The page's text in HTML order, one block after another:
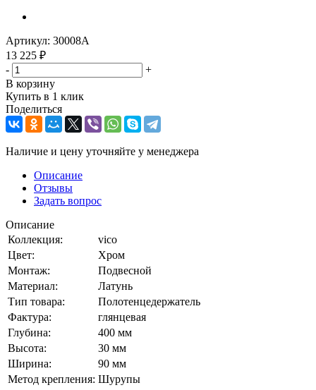
Артикул: 30008A
13 225 ₽
-
+
В корзину
Купить в 1 клик
Поделиться
Наличие и цену уточняйте у менеджера
Описание
Отзывы
Задать вопрос
Описание
Коллекция:
vico
Цвет:
Хром
Монтаж:
Подвесной
Материал:
Латунь
Тип товара:
Полотенцедержатель
Фактура:
глянцевая
Глубина:
400 мм
Высота:
30 мм
Ширина:
90 мм
Метод крепления: Шурупы